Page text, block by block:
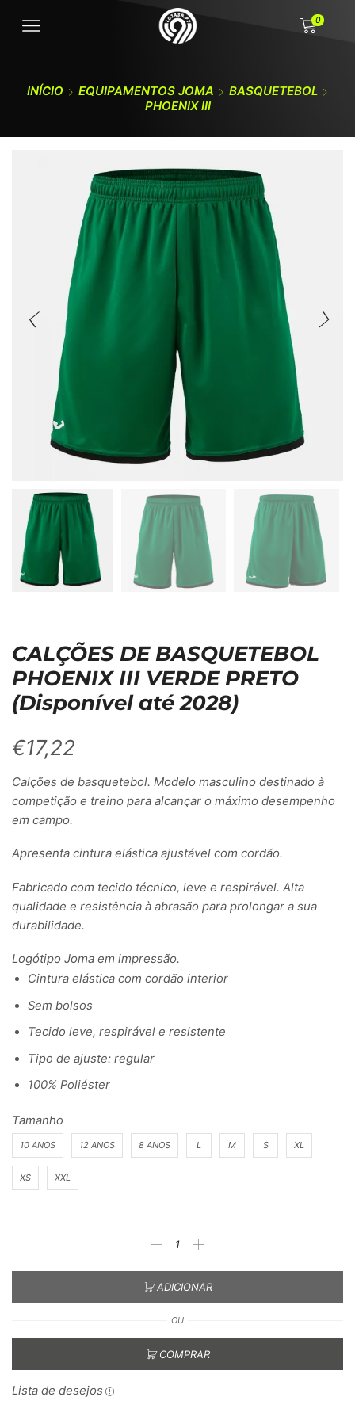
0
INÍCIO EQUIPAMENTOS JOMA
BASQUETEBOL
PHOENIX III
CALÇÕES DE BASQUETEBOL
PHOENIX III VERDE PRETO
(Disponível até 2028)
€17,22
Calções de basquetebol. Modelo masculino destinado à
competição e treino para alcançar o máximo desempenho
em campo.
Apresenta cintura elástica ajustável com cordão.
Fabricado com tecido técnico, leve e respirável. Alta
qualidade e resistência à abrasão para prolongar a sua
durabilidade.
Logótipo Joma em impressão.
Cintura elástica com cordão interior
Sem bolsos
Tecido leve, respirável e resistente
Tipo de ajuste: regular
100% Poliéster
Tamanho
10 ANOS 12 ANOS 8 ANOS L M S XL
XS XXL
ADICIONAR
OU
COMPRAR
Lista de desejos